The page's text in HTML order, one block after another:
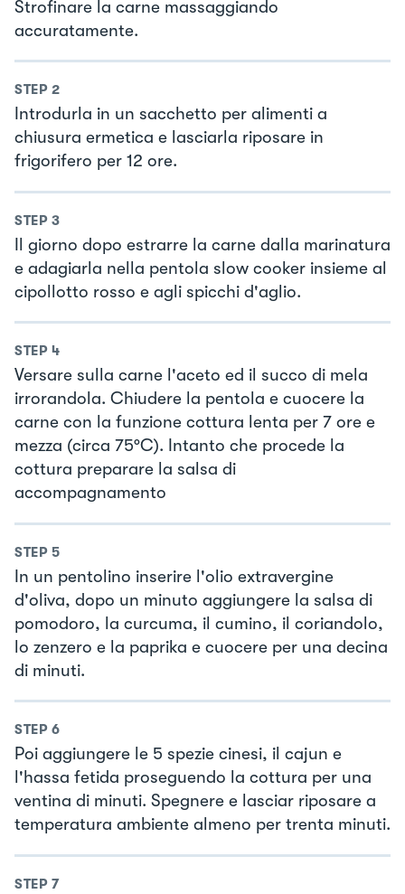
Strofinare la carne massaggiando
accuratamente.
STEP 2
Introdurla in un sacchetto per alimenti a
chiusura ermetica e lasciarla riposare in
frigorifero per 12 ore.
STEP 3
Il giorno dopo estrarre la carne dalla marinatura
e adagiarla nella pentola slow cooker insieme al
cipollotto rosso e agli spicchi d'aglio.
STEP 4
Versare sulla carne l'aceto ed il succo di mela
irrorandola. Chiudere la pentola e cuocere la
carne con la funzione cottura lenta per 7 ore e
mezza (circa 75°C). Intanto che procede la
cottura preparare la salsa di
accompagnamento
STEP 5
In un pentolino inserire l'olio extravergine
d'oliva, dopo un minuto aggiungere la salsa di
pomodoro, la curcuma, il cumino, il coriandolo,
lo zenzero e la paprika e cuocere per una decina
di minuti.
STEP 6
Poi aggiungere le 5 spezie cinesi, il cajun e
l'hassa fetida proseguendo la cottura per una
ventina di minuti. Spegnere e lasciar riposare a
temperatura ambiente almeno per trenta minuti.
STEP 7